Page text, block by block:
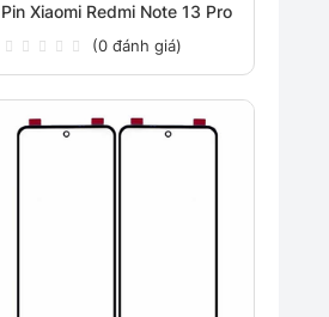
Pin Xiaomi Redmi Note 13 Pro
(0 đánh giá)